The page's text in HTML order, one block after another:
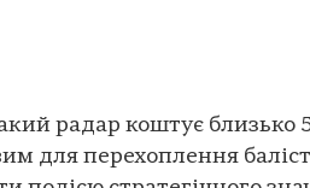
радар коштує близько
для перехоплення